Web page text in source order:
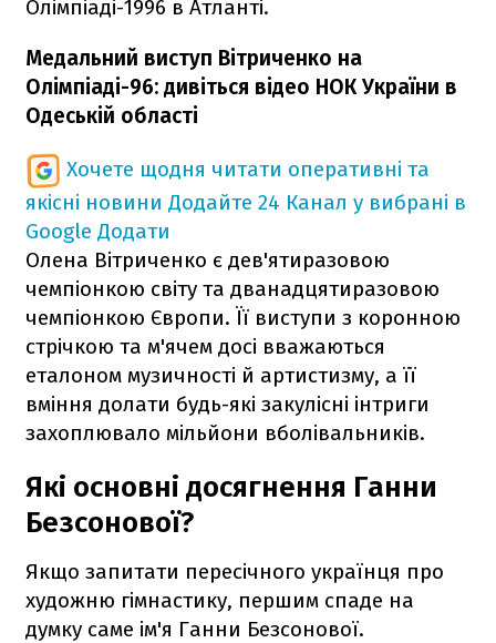
Олімпіаді-1996 в Атланті.
Медальний виступ Вітриченко на
Олімпіаді-96: дивіться відео НОК України в
Одеській області
Хочете щодня читати оперативні та
якісні новини Додайте 24 Канал у вибрані в
Google Додати
Олена Вітриченко є дев'ятиразовою
чемпіонкою світу та дванадцятиразовою
чемпіонкою Європи. Її виступи з коронною
стрічкою та м'ячем досі вважаються
еталоном музичності й артистизму, а її
вміння долати будь-які закулісні інтриги
захоплювало мільйони вболівальників.
Які основні досягнення Ганни
Безсонової?
Якщо запитати пересічного українця про
художню гімнастику, першим спаде на
думку саме ім'я Ганни Безсонової.